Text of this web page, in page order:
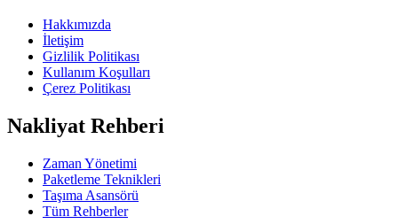
Hakkımızda
İletişim
Gizlilik Politikası
Kullanım Koşulları
Çerez Politikası
Nakliyat Rehberi
Zaman Yönetimi
Paketleme Teknikleri
Taşıma Asansörü
Tüm Rehberler